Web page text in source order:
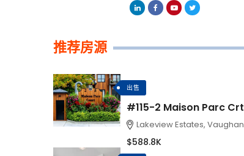
推荐房源
出售
#115-2 Maison Parc Crt
Lakeview Estates, Vaughan
$588.8K